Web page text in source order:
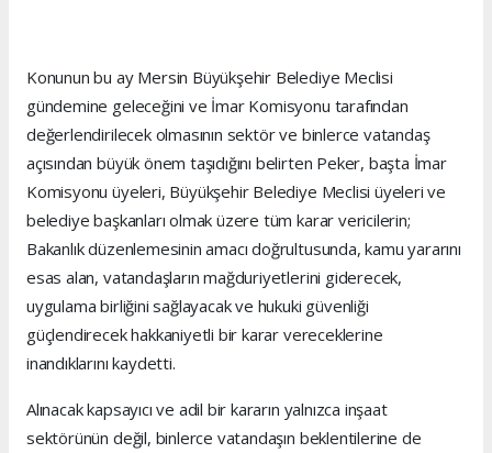
Konunun bu ay Mersin Büyükşehir Belediye Meclisi
gündemine geleceğini ve İmar Komisyonu tarafından
değerlendirilecek olmasının sektör ve binlerce vatandaş
açısından büyük önem taşıdığını belirten Peker, başta İmar
Komisyonu üyeleri, Büyükşehir Belediye Meclisi üyeleri ve
belediye başkanları olmak üzere tüm karar vericilerin;
Bakanlık düzenlemesinin amacı doğrultusunda, kamu yararını
esas alan, vatandaşların mağduriyetlerini giderecek,
uygulama birliğini sağlayacak ve hukuki güvenliği
güçlendirecek hakkaniyetli bir karar vereceklerine
inandıklarını kaydetti.
Alınacak kapsayıcı ve adil bir kararın yalnızca inşaat
sektörünün değil, binlerce vatandaşın beklentilerine de